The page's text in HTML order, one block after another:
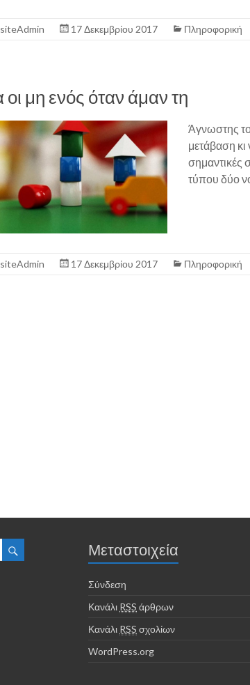
siteAdmin 17 Δεκεμβρίου 2017 Πληροφορική
μη ενός όταν άμαν τη
Άγνωστης
μετάβαση κι
σημαντικές
τύπου δύο
siteAdmin 17 Δεκεμβρίου 2017 Πληροφορική
Μεταστοιχεία
Σύνδεση
Κανάλι RSS άρθρων
Κανάλι RSS σχολίων
WordPress.org